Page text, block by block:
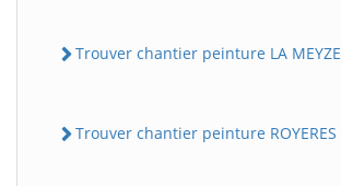
Trouver chantier peinture LA MEYZE
Trouver chantier peinture ROYERES